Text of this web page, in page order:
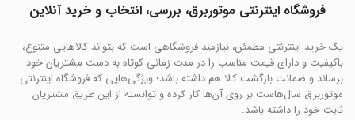
فروشگاه اینترنتی موتوربرق، بررسی، انتخاب و خرید آنلاین
یک خرید اینترنتی مطمئن، نیازمند فروشگاهی است که بتواند کالاهایی متنوع،
باکیفیت و دارای قیمت مناسب را در مدت زمانی کوتاه به دست مشتریان خود
برساند و ضمانت بازگشت کالا هم داشته باشد؛ ویژگی‌هایی که فروشگاه اینترنتی
موتوربرق سال‌هاست بر روی آن‌ها کار کرده و توانسته از این طریق مشتریان
ثابت خود را داشته باشد.